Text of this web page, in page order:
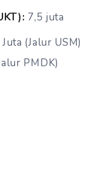
: 7,5 juta
(Jalur USM)
PMDK)